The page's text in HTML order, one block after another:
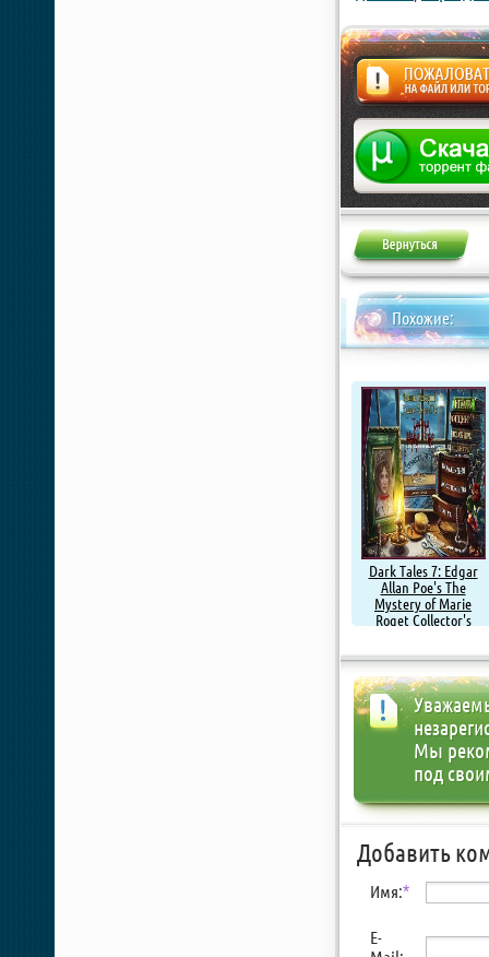
Жалоба
Похожие:
Dark Tales 7: Edgar
Allan Poe's The
Mystery of Marie
Roget Collector's
Мы
под
Добавить
Имя:*
E-